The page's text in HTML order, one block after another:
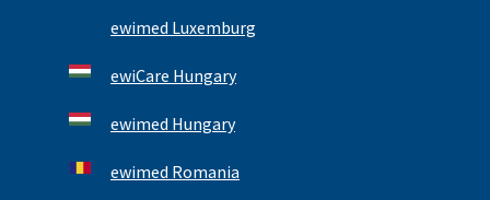
ewimed Luxemburg
ewiCare Hungary
ewimed Hungary
ewimed Romania